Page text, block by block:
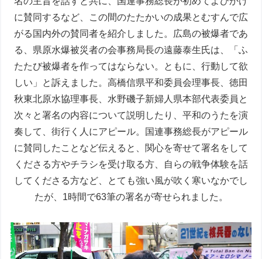
に賛同するなど、この間のたたかいの成果とむすんで広
がる国内外の賛同者を紹介しました。広島の被爆者であ
る、県原水爆被災者の会事務局長の遠藤泰生氏は、「ふ
たたび被爆者を作ってはならない。ともに、行動して欲
しい」と訴えました。高橋信県平和委員会理事長、徳田
秋東北原水協理事長、水野磯子新婦人県本部代表委員と
次々と署名の内容について説明したり、平和のうたを演
奏して、街行く人にアピール。国連事務総長がアピール
に賛同したことなど伝えると、関心を寄せて署名をして
くださる方やチラシを受け取る方、自らの戦争体験を話
してくださる方など、とても強い風が吹く寒いなかでし
たが、1時間で63筆の署名が寄せられました。